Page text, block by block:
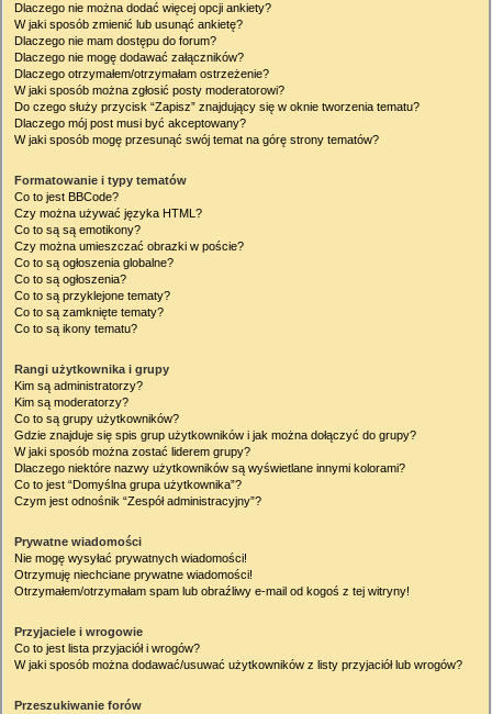
Dlaczego nie można dodać więcej opcji ankiety?
W jaki sposób zmienić lub usunąć ankietę?
Dlaczego nie mam dostępu do forum?
Dlaczego nie mogę dodawać załączników?
Dlaczego otrzymałem/otrzymałam ostrzeżenie?
W jaki sposób można zgłosić posty moderatorowi?
Do czego służy przycisk “Zapisz” znajdujący się w oknie tworzenia tematu?
Dlaczego mój post musi być akceptowany?
W jaki sposób mogę przesunąć swój temat na górę strony tematów?
Formatowanie i typy tematów
Co to jest BBCode?
Czy można używać języka HTML?
Co to są są emotikony?
Czy można umieszczać obrazki w poście?
Co to są ogłoszenia globalne?
Co to są ogłoszenia?
Co to są przyklejone tematy?
Co to są zamknięte tematy?
Co to są ikony tematu?
Rangi użytkownika i grupy
Kim są administratorzy?
Kim są moderatorzy?
Co to są grupy użytkowników?
Gdzie znajduje się spis grup użytkowników i jak można dołączyć do grupy?
W jaki sposób można zostać liderem grupy?
Dlaczego niektóre nazwy użytkowników są wyświetlane innymi kolorami?
Co to jest “Domyślna grupa użytkownika”?
Czym jest odnośnik “Zespół administracyjny”?
Prywatne wiadomości
Nie mogę wysyłać prywatnych wiadomości!
Otrzymuję niechciane prywatne wiadomości!
Otrzymałem/otrzymałam spam lub obraźliwy e-mail od kogoś z tej witryny!
Przyjaciele i wrogowie
Co to jest lista przyjaciół i wrogów?
W jaki sposób można dodawać/usuwać użytkowników z listy przyjaciół lub wrogów?
Przeszukiwanie forów